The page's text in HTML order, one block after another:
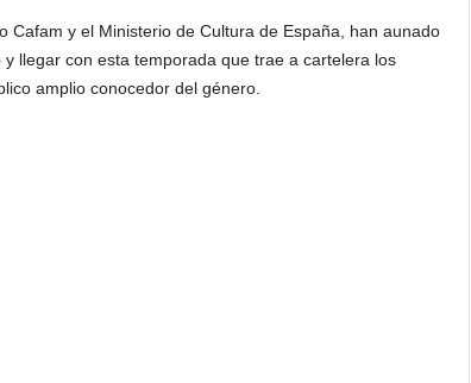
Cafam y el Ministerio de Cultura de España, han aunado
llegar con esta temporada que trae a cartelera los
amplio conocedor del género.